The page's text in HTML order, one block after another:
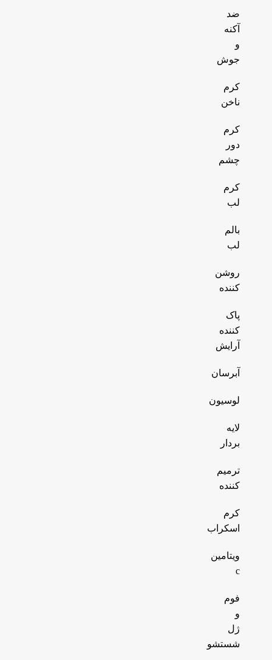
ضد
آکنه
و
جوش
کرم
ناخن
کرم
دور
چشم
کرم
لب
بالم
لب
روشن
کننده
پاک
کننده
آرایش
آبرسان
لوسیون
لایه
بردار
ترمیم
کننده
کرم
اسکراب
ویتامین
c
فوم
و
ژل
شستشو